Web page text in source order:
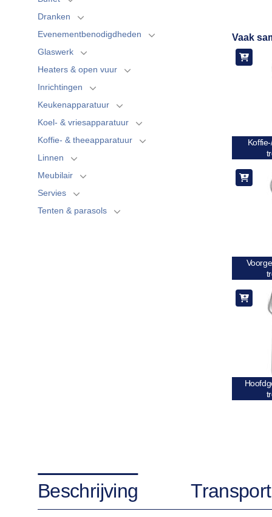
Dranken
Evenementbenodigdheden
Glaswerk
Heaters & open vuur
Inrichtingen
Keukenapparatuur
Koel- & vriesapparatuur
Koffie- & theeapparatuur
Linnen
Meubilair
Servies
Tenten & parasols
Vaak
Beschrijving Transport